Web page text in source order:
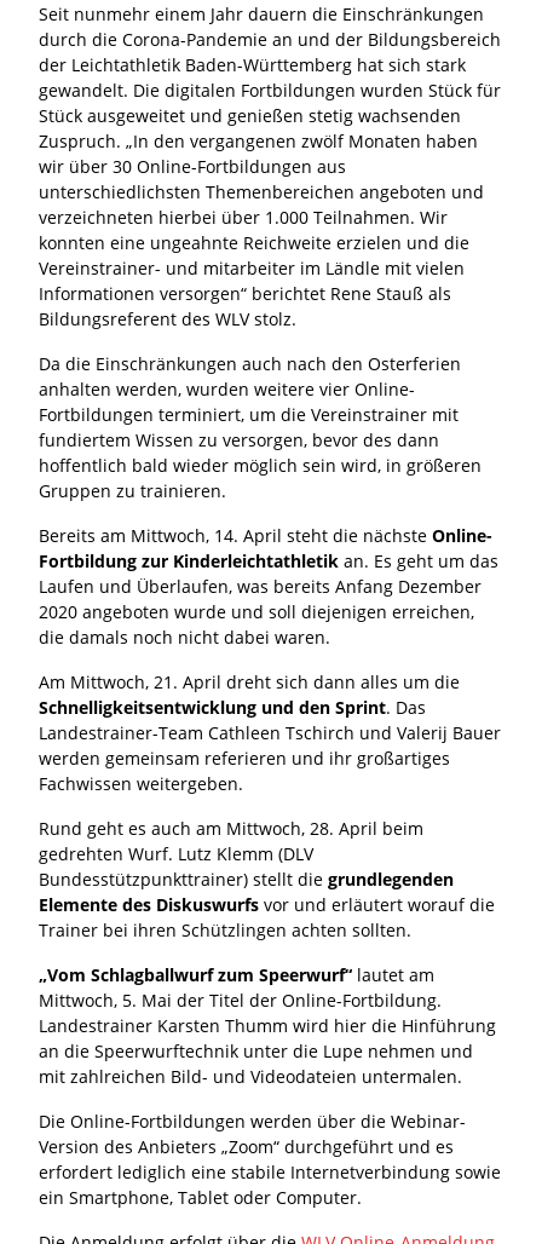
Seit nunmehr einem Jahr dauern die Einschränkungen
durch die Corona-Pandemie an und der Bildungsbereich
der Leichtathletik Baden-Württemberg hat sich stark
gewandelt. Die digitalen Fortbildungen wurden Stück für
Stück ausgeweitet und genießen stetig wachsenden
Zuspruch. „In den vergangenen zwölf Monaten haben
wir über 30 Online-Fortbildungen aus
unterschiedlichsten Themenbereichen angeboten und
verzeichneten hierbei über 1.000 Teilnahmen. Wir
konnten eine ungeahnte Reichweite erzielen und die
Vereinstrainer- und mitarbeiter im Ländle mit vielen
Informationen versorgen“ berichtet Rene Stauß als
Bildungsreferent des WLV stolz.
Da die Einschränkungen auch nach den Osterferien
anhalten werden, wurden weitere vier Online-
Fortbildungen terminiert, um die Vereinstrainer mit
fundiertem Wissen zu versorgen, bevor des dann
hoffentlich bald wieder möglich sein wird, in größeren
Gruppen zu trainieren.
Bereits am Mittwoch, 14. April steht die nächste Online-
Fortbildung zur Kinderleichtathletik an. Es geht um das
Laufen und Überlaufen, was bereits Anfang Dezember
2020 angeboten wurde und soll diejenigen erreichen,
die damals noch nicht dabei waren.
Am Mittwoch, 21. April dreht sich dann alles um die
Schnelligkeitsentwicklung und den Sprint. Das
Landestrainer-Team Cathleen Tschirch und Valerij Bauer
werden gemeinsam referieren und ihr großartiges
Fachwissen weitergeben.
Rund geht es auch am Mittwoch, 28. April beim
gedrehten Wurf. Lutz Klemm (DLV
Bundesstützpunkttrainer) stellt die grundlegenden
Elemente des Diskuswurfs vor und erläutert worauf die
Trainer bei ihren Schützlingen achten sollten.
„Vom Schlagballwurf zum Speerwurf“ lautet am
Mittwoch, 5. Mai der Titel der Online-Fortbildung.
Landestrainer Karsten Thumm wird hier die Hinführung
an die Speerwurftechnik unter die Lupe nehmen und
mit zahlreichen Bild- und Videodateien untermalen.
Die Online-Fortbildungen werden über die Webinar-
Version des Anbieters „Zoom“ durchgeführt und es
erfordert lediglich eine stabile Internetverbindung sowie
ein Smartphone, Tablet oder Computer.